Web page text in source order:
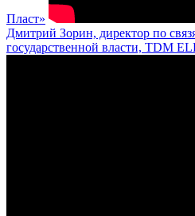
Пласт»
Дмитрий Зорин, директор по
государственной власти, TDM